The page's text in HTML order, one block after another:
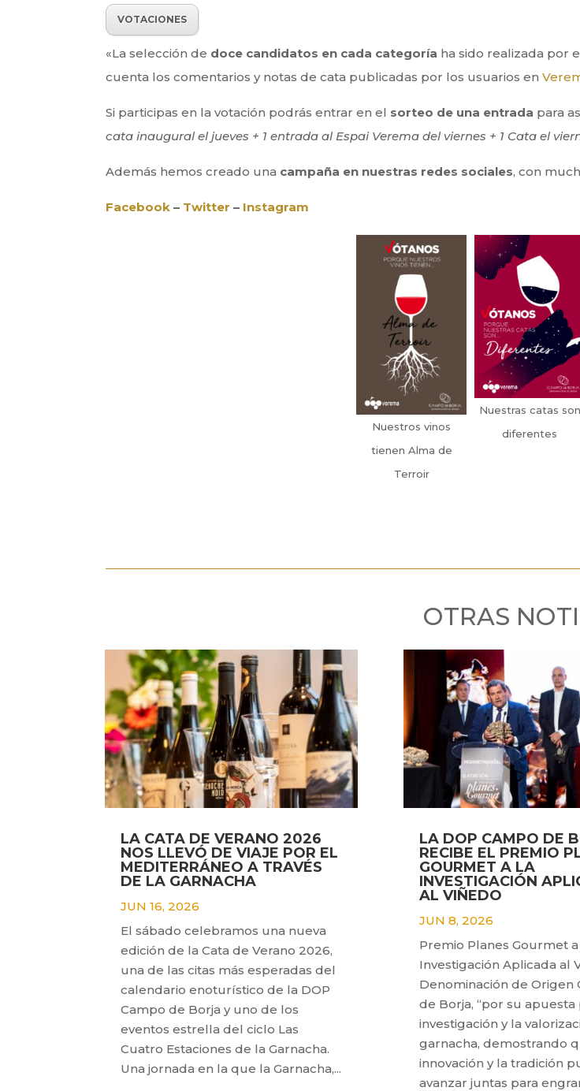
VOTACIONES
«La selección de doce candidatos en cada categoría ha sido realizada por
cuenta los comentarios y notas de cata publicadas por los usuarios en
Si participas en la votación podrás entrar en el sorteo de una entrada para
cata inaugural el jueves + 1 entrada al Espai Verema del viernes + 1 Cata el
Además hemos creado una campaña en nuestras redes sociales, con
Facebook – Twitter – Instagram
Nuestros vinos
tienen Alma de
Terroir
Nuestras catas son
diferentes
OTRAS
LA CATA DE VERANO 2026
NOS LLEVÓ DE VIAJE POR EL
MEDITERRÁNEO A TRAVÉS
DE LA GARNACHA
JUN 16, 2026
El sábado celebramos una nueva
edición de la Cata de Verano 2026,
una de las citas más esperadas del
calendario enoturístico de la DOP
Campo de Borja y uno de los
eventos estrella del ciclo Las
Cuatro Estaciones de la Garnacha.
Una jornada en la que la Garnacha,...
LA DOP CAMPO DE
RECIBE EL PREMIO
GOURMET A LA
INVESTIGACIÓN
AL VIÑEDO
JUN 8, 2026
Premio Planes Gourmet a
Investigación Aplicada al
Denominación de Origen
de Borja, “por su apuesta
investigación y la
garnacha, demostrando
innovación y la tradición
avanzar juntas para